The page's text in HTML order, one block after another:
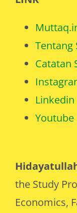
the Study
Economics,
Business,
Tentang
Catatan
Linkedin
Youtube